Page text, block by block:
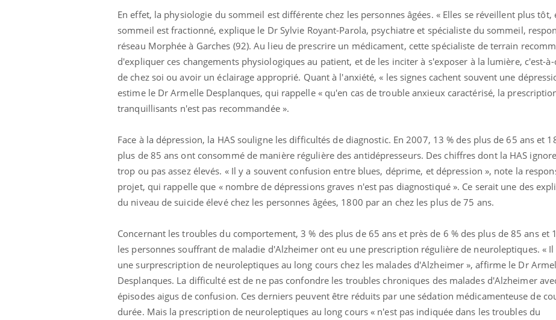
En effet, la physiologie du sommeil est différente chez les personnes âgées. « Elles se réveillent plus tôt,
sommeil est fractionné, explique le Dr Sylvie Royant-Parola, psychiatre et spécialiste du sommeil,
réseau Morphée à Garches (92). Au lieu de prescrire un médicament, cette spécialiste de terrain
d'expliquer ces changements physiologiques au patient, et de les inciter à s'exposer à la lumière, c'est-
de chez soi ou avoir un éclairage approprié. Quant à l'anxiété, « les signes cachent souvent une
estime le Dr Armelle Desplanques, qui rappelle « qu'en cas de trouble anxieux caractérisé, la
tranquillisants n'est pas recommandée ».
Face à la dépression, la HAS souligne les difficultés de diagnostic. En 2007, 13 % des plus de 65 ans et
plus de 85 ans ont consommé de manière régulière des antidépresseurs. Des chiffres dont la HAS
trop ou pas assez élevés. « Il y a souvent confusion entre blues, déprime, et dépression », note la
projet, qui rappelle que « nombre de dépressions graves n'est pas diagnostiqué ». Ce serait une des
du niveau de suicide élevé chez les personnes âgées, 1800 par an chez les plus de 75 ans.
Concernant les troubles du comportement, 3 % des plus de 65 ans et près de 6 % des plus de 85 ans et
les personnes souffrant de maladie d'Alzheimer ont eu une prescription régulière de neuroleptiques. « Il
une surprescription de neuroleptiques au long cours chez les malades d'Alzheimer », affirme le Dr
Desplanques. La difficulté est de ne pas confondre les troubles chroniques des malades d'Alzheimer
épisodes aigus de confusion. Ces derniers peuvent être réduits par une sédation médicamenteuse de
durée. Mais la prescription de neuroleptiques au long cours « n'est pas indiquée dans les troubles du